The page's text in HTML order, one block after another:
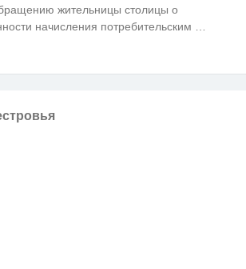
жительницы столицы о
начисления потребительским